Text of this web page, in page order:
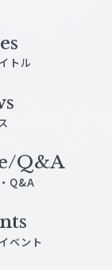
トル
ベント
Q&A
Q&A